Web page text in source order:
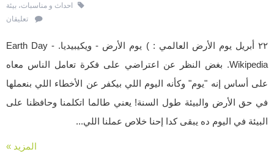
احداث و مناسبات، بيئة
تعليقان
٢٢ أبريل يوم الأرض العالمي : ) يوم الأرض - ويكيبيديا. Earth Day -
Wikipedia. بغض النظر عن اعتراضي على فكرة تعامل الناس معاه
على أساس إنه "يوم" وكأنه اليوم اللي بيكفر عن الأخطاء اللي بنعملها
في حق الأرض والبيئة طول السنة! يعني طالما اتكلمنا وحافظنا على
البيئة في اليوم ده يبقى كدا إحنا خلاص عملنا اللي...
المزيد »